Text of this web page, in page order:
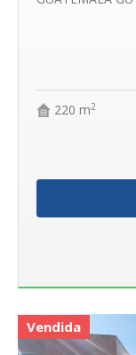
220 m2
Vendida